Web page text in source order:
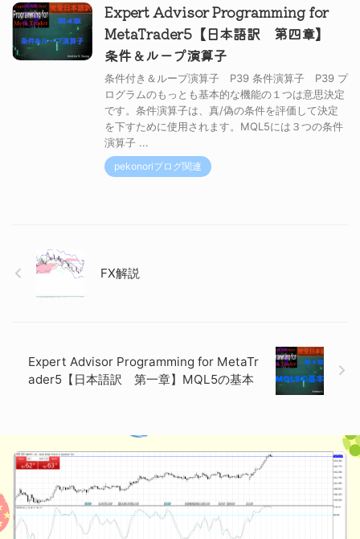
Expert Advisor Programming for
MetaTrader5【日本語訳 第四章】
条件＆ループ演算子
条件付き＆ループ演算子 P39 条件演算子 P39 プ
ログラムのもっとも基本的な機能の１つは意思決定
です。条件演算子は、真/偽の条件を評価して決定
を下すために使用されます。MQL5には３つの条件
演算子 ...
pekonoriブログ関連
FX解説
Expert Advisor Programming for MetaTr
ader5【日本語訳 第一章】MQL5の基本